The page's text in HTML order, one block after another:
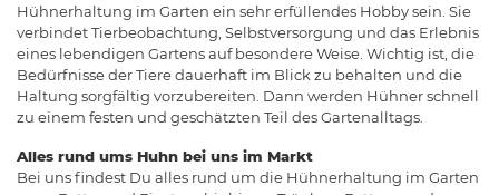
Hühnerhaltung im Garten ein sehr erfüllendes Hobby sein. Sie
verbindet Tierbeobachtung, Selbstversorgung und das Erlebnis
eines lebendigen Gartens auf besondere Weise. Wichtig ist, die
Bedürfnisse der Tiere dauerhaft im Blick zu behalten und die
Haltung sorgfältig vorzubereiten. Dann werden Hühner schnell
zu einem festen und geschätzten Teil des Gartenalltags.
Alles rund ums Huhn bei uns im Markt
Bei uns findest Du alles rund um die Hühnerhaltung im Garten